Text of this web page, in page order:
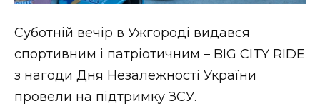
Стиль життя
Втрачений Ужгород
Втрачений Ужгород (відеоверсія)
Суботній вечір в Ужгороді видався
спортивним і патріотичним – BIG CITY RIDE
з нагоди Дня Незалежності України
провели на підтримку ЗСУ.